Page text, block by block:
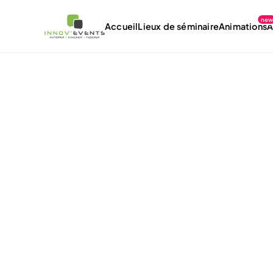
AccueilLieux de séminaireAnimations
new